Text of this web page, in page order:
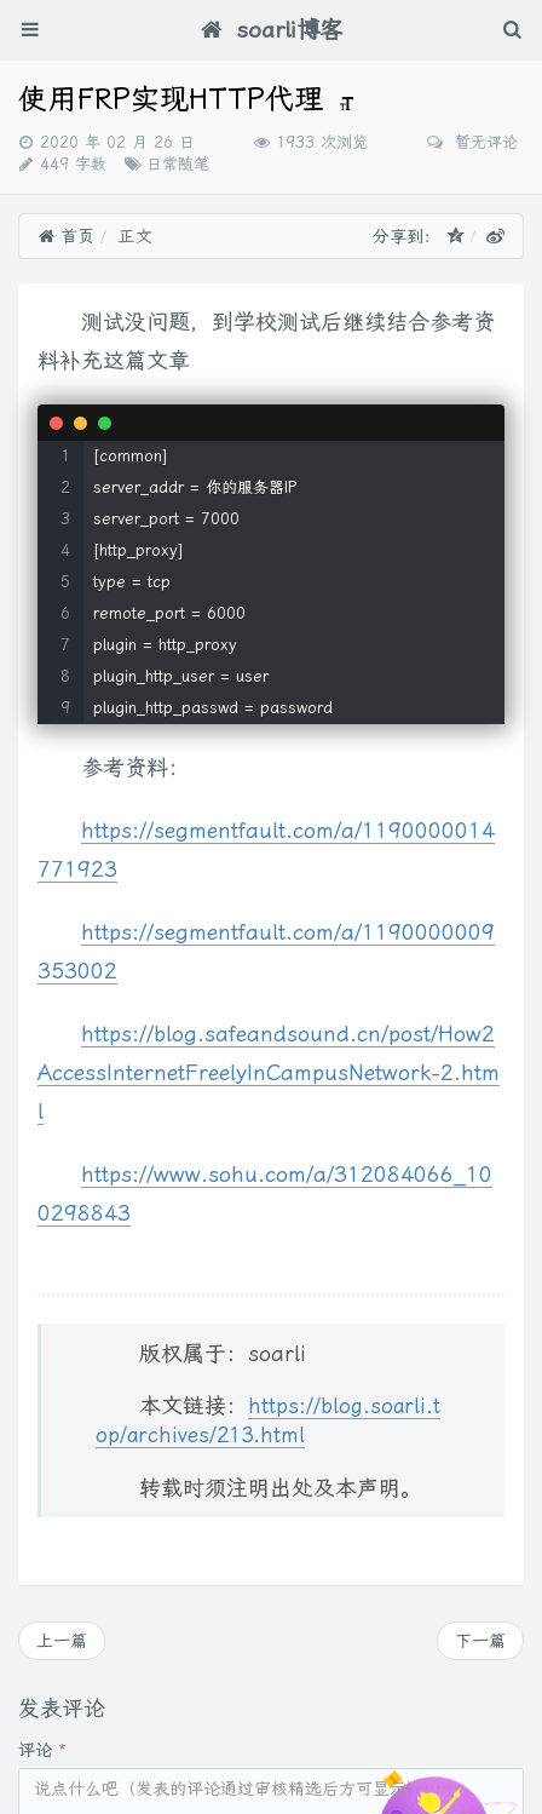
soarli博客
使用FRP实现HTTP代理
发
布
2020 年 02 月 26 日 1933 次浏览
暂无评论
449 字数
分
日常随笔
首页 正文 分享到：
测试没问题，到学校测试后继续结合参考资
料补充这篇文章
[common]
server_addr = 你的服务器IP
server_port = 7000
[http_proxy]
type = tcp
remote_port = 6000
plugin = http_proxy
plugin_http_user = user
plugin_http_passwd = password
参考资料：
https://segmentfault.com/a/1190000014
771923
https://segmentfault.com/a/1190000009
353002
https://blog.safeandsound.cn/post/How2
AccessInternetFreelyInCampusNetwork-2.htm
l
https://www.sohu.com/a/312084066_10
0298843
版权属于：soarli
本文链接：
https://blog.soarli.t
op/archives/213.html
转载时须注明出处及本声明。
下一篇
上一篇
发表评论
评论 *